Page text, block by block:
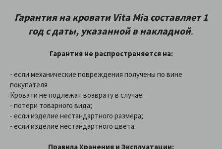
Гарантия на кровати Vita Mia составляет 1
год с даты, указанной в накладной.
Гарантия не распространяется на:
- если механические повреждения получены по вине
покупателя
Кровати не подлежат возврату в случае:
- потери товарного вида;
- если изделие нестандартного размера;
- если изделие нестандартного цвета.
Правила Хранения и Эксплуатации: